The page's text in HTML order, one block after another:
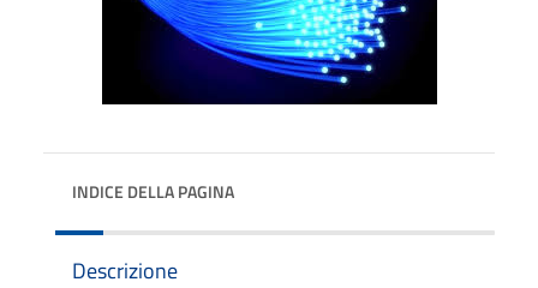
INDICE DELLA PAGINA
Descrizione